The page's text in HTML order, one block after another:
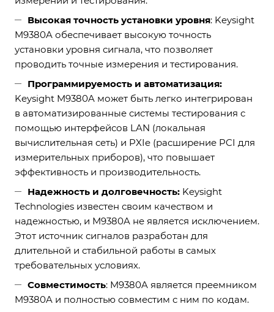
Высокая точность установки уровня: Keysight
M9380A обеспечивает высокую точность
установки уровня сигнала, что позволяет
проводить точные измерения и тестирования.
Программируемость и автоматизация:
Keysight M9380A может быть легко интегрирован
в автоматизированные системы тестирования с
помощью интерфейсов LAN (локальная
вычислительная сеть) и PXIe (расширение PCI для
измерительных приборов), что повышает
эффективность и производительность.
Надежность и долговечность: Keysight
Technologies известен своим качеством и
надежностью, и M9380A не является исключением.
Этот источник сигналов разработан для
длительной и стабильной работы в самых
требовательных условиях.
Совместимость: M9380A является преемником
M9380A и полностью совместим с ним по кодам.